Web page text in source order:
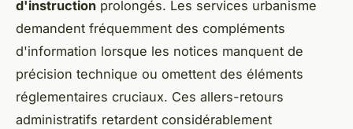
d'instruction prolongés. Les services urbanisme
demandent fréquemment des compléments
d'information lorsque les notices manquent de
précision technique ou omettent des éléments
réglementaires cruciaux. Ces allers-retours
administratifs retardent considérablement